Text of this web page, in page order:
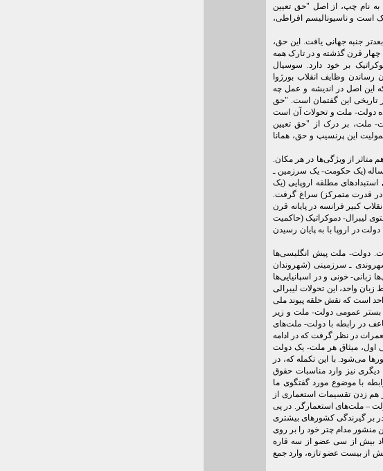
نام چپ، از اصل "حق تعیین
است و ناسیونالیسم افراطی،
جنبه جهانی یافت. این حق،
چهار قرن گذشته و در تارک همه
بر خود دارد. سوسیال
وظایف انقلاب بورژوا
این اصل در اندیشه و عمل چه
تاریخی این گفتمان است. "حق
دولت- ملت و تحولات آن است
ملت، بر درک از "حق تعیین
این پرنسیپ و حق، همانا
از ویژگی‌ها در هر مکان.
۱۶۴٨ در پایان جنگهای سی ساله (یک حکومت- یک سرزمین ـ
مطلقه اروپایی (یک
در قدرت متمرکز) سراغ گرفت.
نقطه عطف انقلاب کبیر فرانسه در پایانه قرن
در پی این انقلاب و طی قرن پر تلاطم انقلابات ملی- دموکراتیک ۱۹ محتوی لیبرال- دموکراتیک (حاکمیت
در اروپا با به پایان رسیدن
دولت- ملت پیش انگلیسی‌ها
ـ سرزمینی (شهروندان
زبانی- خونی و در اسپانیایی‌ها
واحد، این تحولات لیبرالی
است که نقش حلقه پیوند ملی
بستر عمومی دولت- ملت و زیر
در رابطه با دولت- ملت‌های
در نظر گرفت که در ادامه
اول، میثاق هر ملت- یک دولت
می‌شود. با این تکمله که، در
دیگری نیز وارد مناسبات حقوق
با موضوع مورد گفتگوی ما
هم زدن تقسیمات استعماری از
– ملت‌های استعمارگر. در پی
بر گیرندگی کشورهای بیشتری
منشور مدام چتر خود را بر روی
بیش از سی عضو از سه قاره
از بیست عضو تازه، وارد جمع